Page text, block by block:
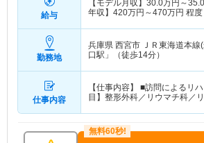
給与
【モデル月収】 30.0万円～35.0
年収】 420万円～470万円 程度
勤務地
兵庫県 西宮市 ＪＲ東海道本
口駅」（徒歩14分）
仕事内容
【仕事内容】 ■訪問によるリハビリ業
目】整形外科／リウマチ科／